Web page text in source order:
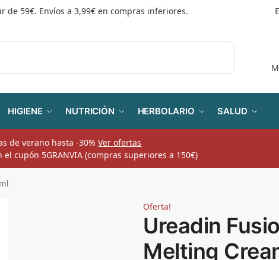
de 59€. Envíos a 3,99€ en compras inferiores.
HIGIENE NUTRICIÓN HERBOLARIO SALUD
de verano hasta -30%Ver ofertas
el cupón 5GRANVIA (compras superiores a 150€)
Oferta!
Ureadin
Melting